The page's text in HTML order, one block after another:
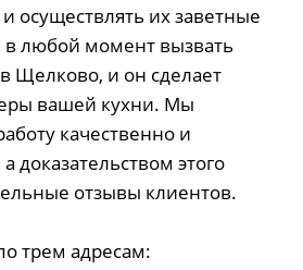
осуществлять их заветные
любой момент вызвать
Щелково, и он сделает
вашей кухни. Мы
качественно и
доказательством этого
отзывы клиентов.
трем адресам: